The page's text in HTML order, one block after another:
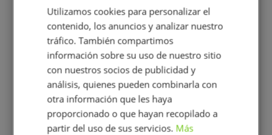
12 €/h
Mostrar perfil
Utilizamos cookies para personalizar el
contenido, los anuncios y analizar nuestro
tráfico. También compartimos
información sobre su uso de nuestro sitio
con nuestros socios de publicidad y
análisis, quienes pueden combinarla con
otra información que les haya
proporcionado o que hayan recopilado a
partir del uso de sus servicios. Más